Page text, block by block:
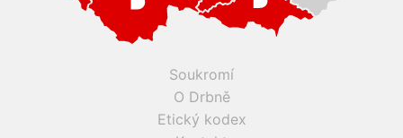
Soukromí
O Drbně
Etický kodex